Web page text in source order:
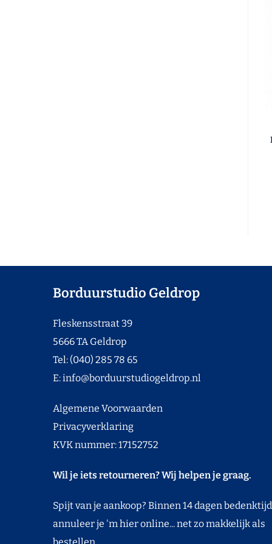
Borduurstudio Geldrop
Fleskensstraat 39
5666 TA Geldrop
Tel: (040) 285 78 65
E:info@borduurstudiogeldrop.nl
Algemene Voorwaarden
Privacyverklaring
KVK nummer: 17152752
Wil je iets retourneren? Wij helpen je graag.
Spijt van je aankoop? Binnen 14 dagen bedenktijd
annuleer je 'm hier online... net zo makkelijk als